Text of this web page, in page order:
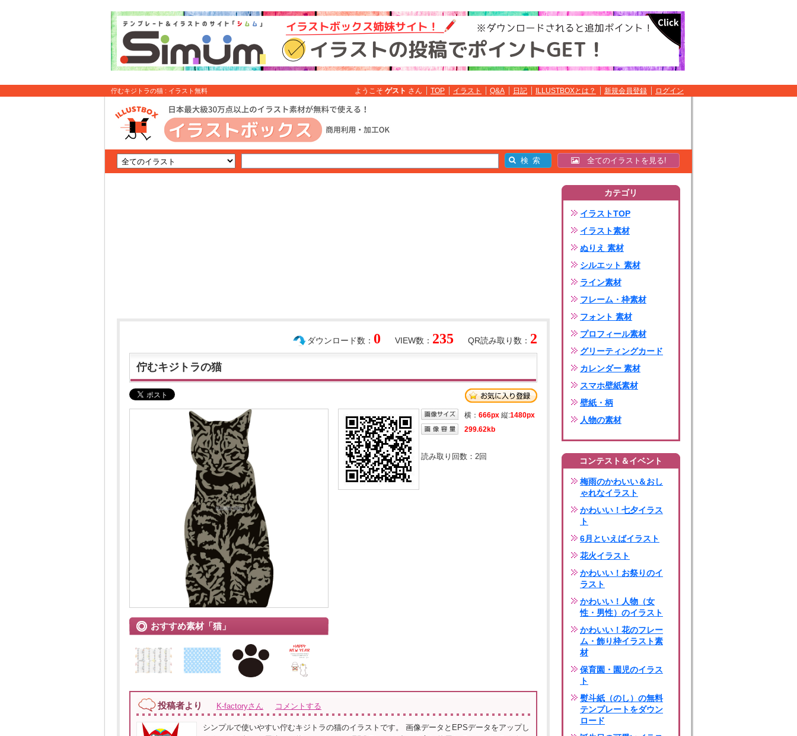
佇むキジトラの猫 : イラスト無料 ようこそ ゲスト さん TOP イラスト Q&A 日記 ILLUSTBOXとは？ 新規会員登録 ログイン
全てのイラストを見る!
QR読み取り数： 2
VIEW数： 235
ダウンロード数： 0
佇むキジトラの猫
おすすめ素材「猫」
横： 666px 縦:1480px
299.62kb
読み取り回数： 2回
投稿者より K-factoryさん コメントする
シンプルで使いやすい佇むキジトラの猫のイラストです。 画像データとEPSデータをアップし
カテゴリ
イラストTOP
イラスト素材
ぬりえ 素材
シルエット 素材
ライン素材
フレーム・枠素材
フォント 素材
プロフィール素材
グリーティングカード
カレンダー 素材
スマホ壁紙素材
壁紙・柄
人物の素材
コンテスト＆イベント
梅雨のかわいい＆おし
ゃれなイラスト
かわいい！七夕イラス
ト
6月といえばイラスト
花火イラスト
かわいい！お祭りのイ
ラスト
かわいい！人物（女
性・男性）のイラスト
かわいい！花のフレー
ム・飾り枠イラスト素
材
保育園・園児のイラス
ト
熨斗紙（のし）の無料
テンプレートをダウン
ロード